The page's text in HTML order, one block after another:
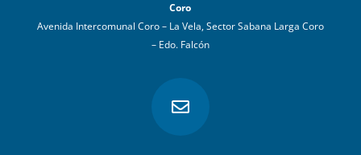
Coro
Avenida Intercomunal Coro – La Vela, Sector Sabana Larga Coro
– Edo. Falcón
